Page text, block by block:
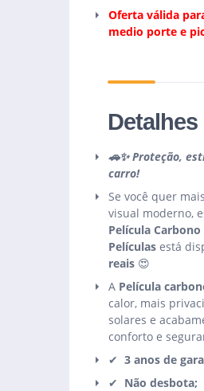
Oferta válida
medio porte e
Detalhes
🚗✨ Proteção,
carro!
Se você quer
visual moderno,
Película Carbono
Películas está
reais 😍
A Película
calor, mais
solares e
conforto e
✔ 3 anos de
✔ Não desbota;